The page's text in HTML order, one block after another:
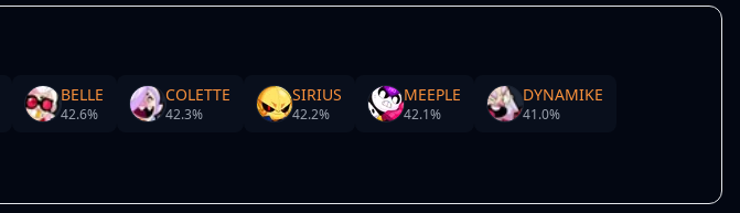
BELLE
42.6%
COLETTE
42.3%
SIRIUS
42.2%
MEEPLE
42.1%
DYNAMIKE
41.0%